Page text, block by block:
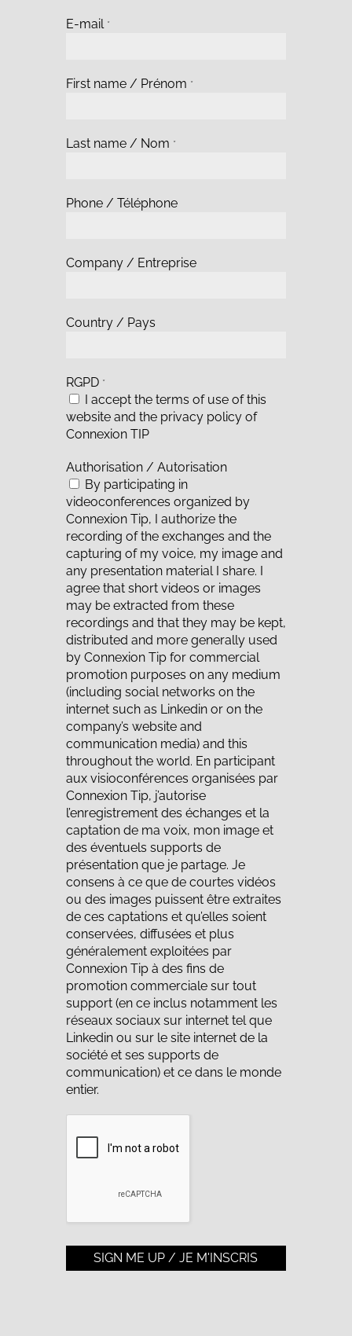
E-mail *
First name / Prénom *
Last name / Nom *
Phone / Téléphone
Company / Entreprise
Country / Pays
RGPD *
I accept the terms of use of this
website and the privacy policy of
Connexion TIP
Authorisation / Autorisation
By participating in
videoconferences organized by
Connexion Tip, I authorize the
recording of the exchanges and the
capturing of my voice, my image and
any presentation material I share. I
agree that short videos or images
may be extracted from these
recordings and that they may be kept,
distributed and more generally used
by Connexion Tip for commercial
promotion purposes on any medium
(including social networks on the
internet such as Linkedin or on the
company’s website and
communication media) and this
throughout the world. En participant
aux visioconférences organisées par
Connexion Tip, j’autorise
l’enregistrement des échanges et la
captation de ma voix, mon image et
des éventuels supports de
présentation que je partage. Je
consens à ce que de courtes vidéos
ou des images puissent être extraites
de ces captations et qu’elles soient
conservées, diffusées et plus
généralement exploitées par
Connexion Tip à des fins de
promotion commerciale sur tout
support (en ce inclus notamment les
réseaux sociaux sur internet tel que
Linkedin ou sur le site internet de la
société et ses supports de
communication) et ce dans le monde
entier.